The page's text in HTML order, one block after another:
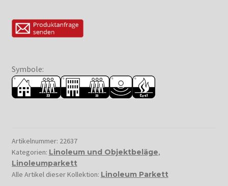
Symbole:
Artikelnummer: 22637
Kategorien: Linoleum und Objektbeläge,
Linoleumparkett
Alle Artikel dieser Kollektion: Linoleum Parkett